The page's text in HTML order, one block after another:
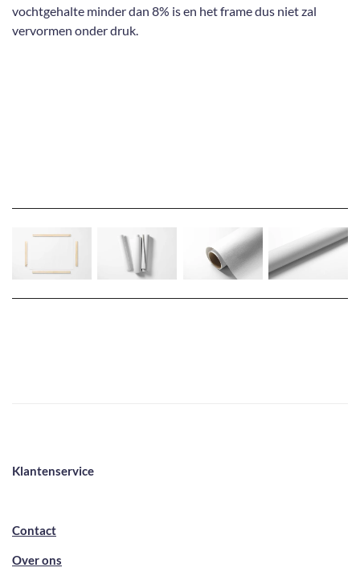
vochtgehalte minder dan 8% is en het frame dus niet zal
vervormen onder druk.
Klantenservice
Contact
Over ons